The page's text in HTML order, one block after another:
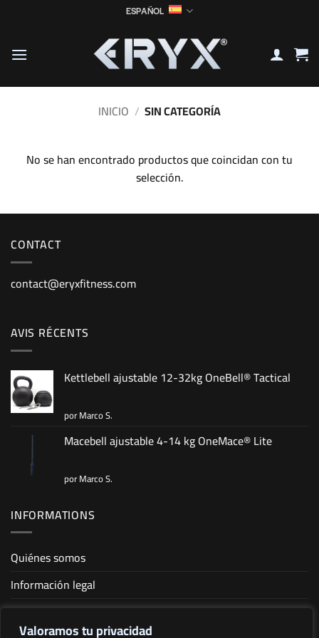
Valoramos tu privacidad
ESPAÑOL
INICIO / SIN CATEGORÍA
No se han encontrado productos que coincidan con tu
selección.
CONTACT
contact@eryxfitness.com
AVIS RÉCENTS
Kettlebell ajustable 12-32kg OneBell® Tactical
Valorado
con
por Marco S.
Macebell ajustable 4-14 kg OneMace® Lite
Valorado
con
por Marco S.
INFORMATIONS
Quiénes somos
Información legal